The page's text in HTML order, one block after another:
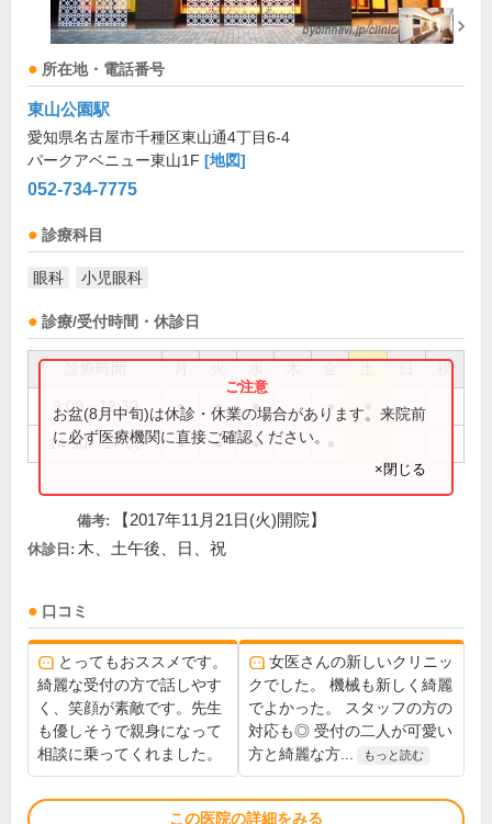
所在地・電話番号
東山公園駅
愛知県名古屋市千種区東山通4丁目6-4
パークアベニュー東山1F [地図]
052-734-7775
診療科目
眼科 小児眼科
診療/受付時間・休診日
祝
9:00～12:30 ● ● ● ●
14:30～17:00 ● ● ●
お盆(8月中旬)は休診・休業の場合があります。来院前
に必ず医療機関に直接ご確認ください。
×閉じる
備考: 【2017年11月21日(火)開院】
休診日: 木、土午後、日、祝
口コミ
とってもおススメです。
綺麗な受付の方で話しやす
く、笑顔が素敵です。先生
も優しそうで親身になって
相談に乗ってくれました。
女医さんの新しいクリニッ
クでした。 機械も新しく綺麗
でよかった。 スタッフの方の
対応も◎ 受付の二人が可愛い
方と綺麗な方...
もっと読む
この医院の詳細をみる